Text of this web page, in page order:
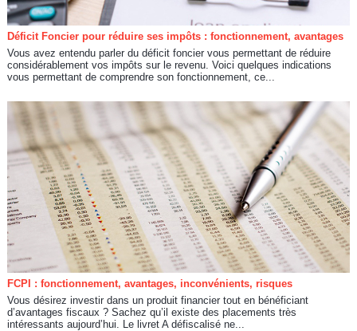
Déficit Foncier pour réduire ses impôts : fonctionnement, avantages
Vous avez entendu parler du déficit foncier vous permettant de réduire
considérablement vos impôts sur le revenu. Voici quelques indications
vous permettant de comprendre son fonctionnement, ce...
FCPI : fonctionnement, avantages, inconvénients, risques
Vous désirez investir dans un produit financier tout en bénéficiant
d’avantages fiscaux ? Sachez qu’il existe des placements très
intéressants aujourd’hui. Le livret A défiscalisé ne...